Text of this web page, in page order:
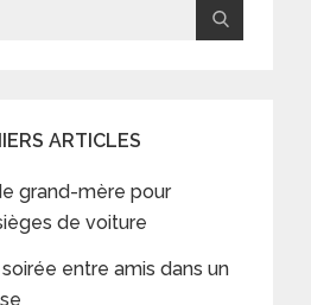
ARTICLES
grand-mère pour
de voiture
entre amis dans un